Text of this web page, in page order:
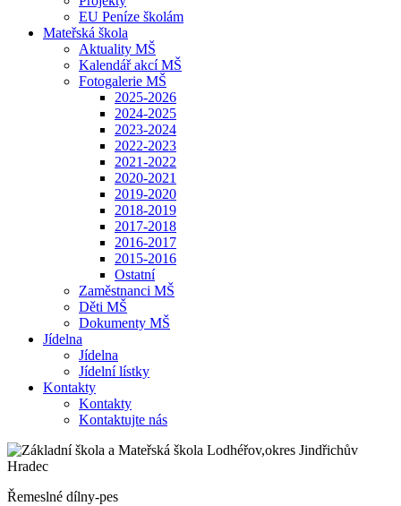
EU Peníze školám
Mateřská škola
Aktuality MŠ
Kalendář akcí MŠ
Fotogalerie MŠ
2025-2026
2024-2025
2023-2024
2022-2023
2021-2022
2020-2021
2019-2020
2018-2019
2017-2018
2016-2017
2015-2016
Ostatní
Zaměstnanci MŠ
Děti MŠ
Dokumenty MŠ
Jídelna
Jídelna
Jídelní lístky
Kontakty
Kontakty
Kontaktujte nás
Řemeslné dílny-pes